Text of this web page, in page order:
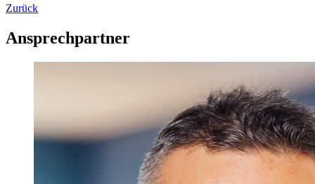
Zurück
Ansprechpartner